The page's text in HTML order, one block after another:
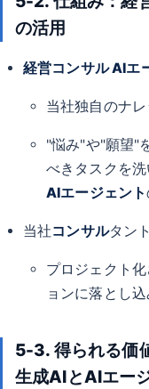
の活用
経営コンサル AIエ
当社独自のナ
"悩み"や"願望"
べきタスクを洗
AIエージェント
当社コンサルタン
プロジェクト
ョンに落とし
5-3. 得られる価
生成AIとAIエー